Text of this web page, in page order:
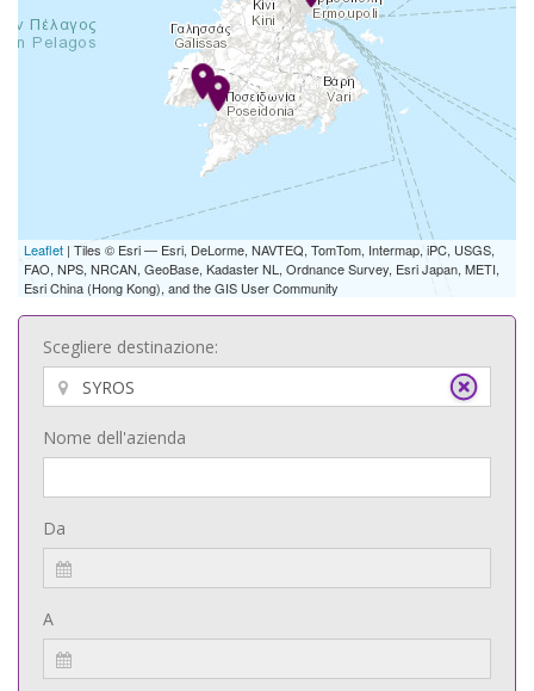
Leaflet | Tiles © Esri — Esri, DeLorme, NAVTEQ, TomTom, Intermap, iPC, USGS,
FAO, NPS, NRCAN, GeoBase, Kadaster NL, Ordnance Survey, Esri Japan, METI,
Esri China (Hong Kong), and the GIS User Community
Scegliere destinazione:
Nome dell'azienda
Da
A